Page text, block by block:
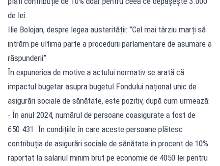
de lei.
Ilie Bolojan, despre legea austerității: ”Cel mai târziu marți să
intrăm pe ultima parte a procedurii parlamentare de asumare a
răspunderii”
În expuneriea de motive a actului normativ se arată că
impactul bugetar asupra bugetul Fondului național unic de
asigurări sociale de sănătate, este pozitiv, după cum urmează:
- În anul 2024, numărul de persoane coasigurate a fost de
650.431. În condițiile în care aceste persoane plătesc
contribuția de asigurări sociale de sănătate în procent de 10%
raportat la salariul minim brut pe economie de 4050 lei pentru